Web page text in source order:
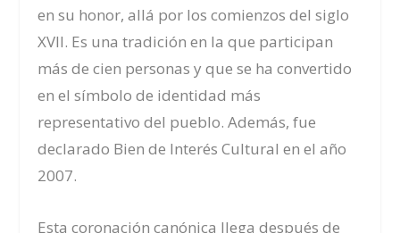
en su honor, allá por los comienzos del siglo
XVII. Es una tradición en la que participan
más de cien personas y que se ha convertido
en el símbolo de identidad más
representativo del pueblo. Además, fue
declarado Bien de Interés Cultural en el año
2007.
Esta coronación canónica llega después de